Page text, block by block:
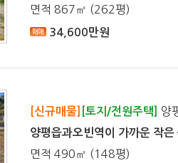
면적 867㎡ (262평)
34,600만원
[신규매물] [토지/전원주택] 양
양평읍과오빈역이 가까운 작
면적 490㎡ (148평)